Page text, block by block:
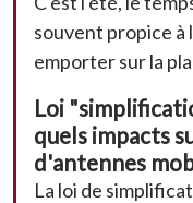
souvent propice à
emporter sur la
Loi
quels impacts
d'antennes
La loi de